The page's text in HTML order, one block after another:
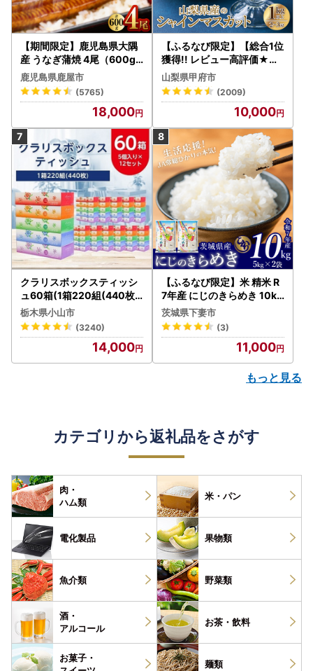
【期間限定】鹿児島県大隅
産 うなぎ蒲焼 4尾（600g
） KN007-004-04-cp18
うなぎ 鰻 魚 惣菜 総菜
鹿児島県鹿屋市
(5765)
18,000
【ふるなび限定】【総合1位
獲得!! レビュー高評価★】
〈2026年度配送分〉山梨
県産 シャインマスカット 2
～3房（1.0kg以上）シャイ
ン フルーツ FN-Limited-S
P
山梨県甲府市
(2009)
10,000
クラリスボックスティッシ
ュ60箱(1箱220組(440枚))
(5個入り×12セット)【配送
不可地域：離島・沖縄県】
【1256759】
栃木県小山市
(3240)
14,000
【ふるなび限定】米 精米 R
7年産 にじのきらめき 10kg
10月 FN-Limited-PR
茨城県下妻市
(3)
11,000
もっと見る
カテゴリから返礼品をさがす
肉・
ハム類
米・パン
電化製品 果物類
魚介類 野菜類
酒・
アルコール
お茶・ 飲料
お菓子・
麺類